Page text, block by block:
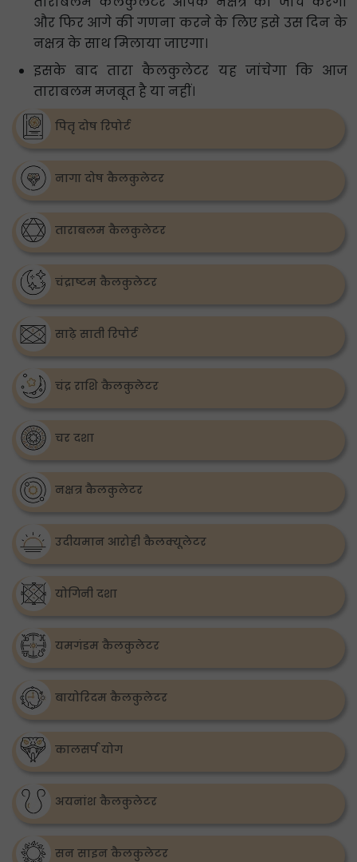
और फिर आगे की गणना करने के लिए इसे उस दिन के
नक्षत्र के साथ मिलाया जाएगा।
इसके बाद तारा कैलकुलेटर यह जांचेगा कि आज
ताराबलम मजबूत है या नहीं।
पितृ दोष रिपोर्ट
नागा दोष कैलकुलेटर
ताराबलम कैलकुलेटर
चंद्राष्टम कैलकुलेटर
साढ़े साती रिपोर्ट
चंद्र राशि कैलकुलेटर
चर दशा
नक्षत्र कैलकुलेटर
उदीयमान आरोही कैलक्यूलेटर
योगिनी दशा
यमगंडम कैलकुलेटर
बायोरिदम कैलकुलेटर
कालसर्प योग
अयनांश कैलकुलेटर
सन साइन कैलकुलेटर